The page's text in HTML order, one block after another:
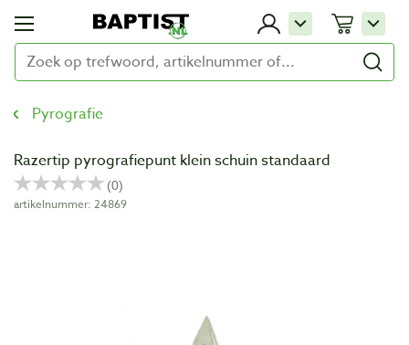
Pyrografie
Razertip pyrografiepunt klein schuin standaard
artikelnummer: 24869